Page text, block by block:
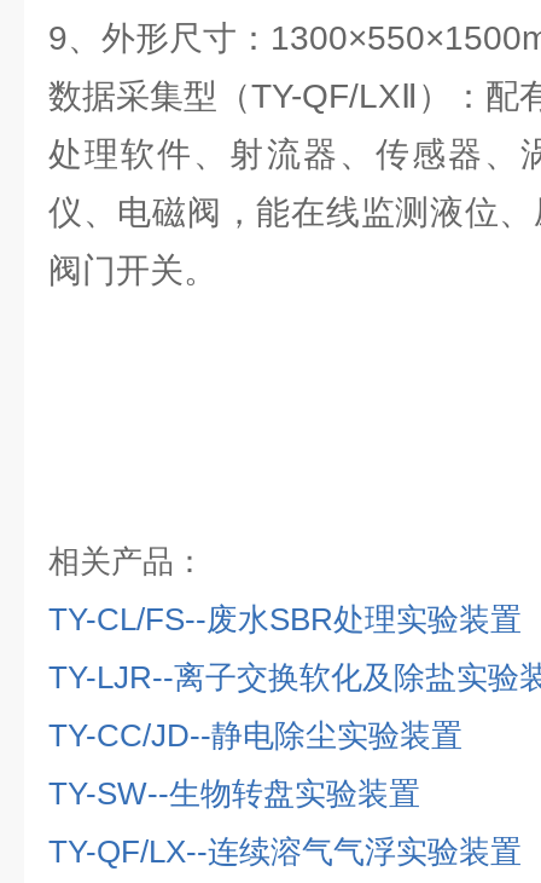
9、外形尺寸：
数据采集型（TY-QF/LXⅡ）：配
处理软件、射流器、传感器、
仪、电磁阀，能在线监测液位
阀门开关。
相关产品：
TY-CL/FS--废水SBR处理实验装置
TY-LJR--离子交换软化及除盐实验
TY-CC/JD--静电除尘实验装置
TY-SW--生物转盘实验装置
TY-QF/LX--连续溶气气浮实验装置